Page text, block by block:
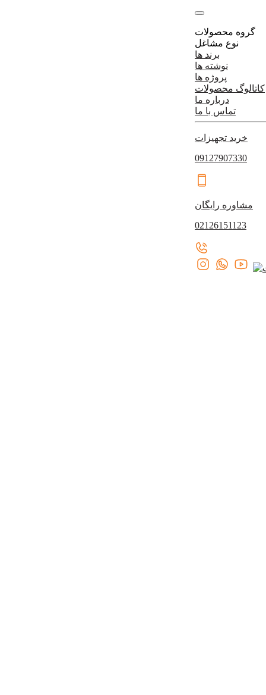
گروه محصولات
نوع مشاغل
برند ها
نوشته ها
پروژه ها
کاتالوگ محصولات
درباره ما
تماس با ما
خرید تجهیزات
09127907330
مشاوره رایگان
02126151123